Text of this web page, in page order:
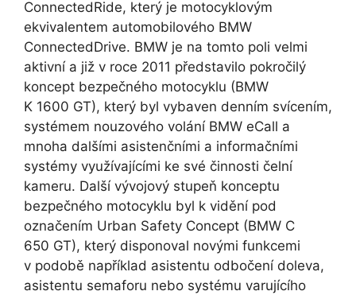
ConnectedRide, který je motocyklovým
ekvivalentem automobilového BMW
ConnectedDrive. BMW je na tomto poli velmi
aktivní a již v roce 2011 představilo pokročilý
koncept bezpečného motocyklu (BMW
K 1600 GT), který byl vybaven denním svícením,
systémem nouzového volání BMW eCall a
mnoha dalšími asistenčními a informačními
systémy využívajícími ke své činnosti čelní
kameru. Další vývojový stupeň konceptu
bezpečného motocyklu byl k vidění pod
označením Urban Safety Concept (BMW C
650 GT), který disponoval novými funkcemi
v podobě například asistentu odbočení doleva,
asistentu semaforu nebo systému varujícího